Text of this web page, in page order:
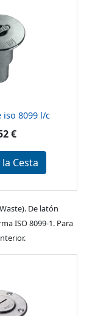
iso 8099 l/c
€
Cesta
De latón
ISO 8099-1. Para